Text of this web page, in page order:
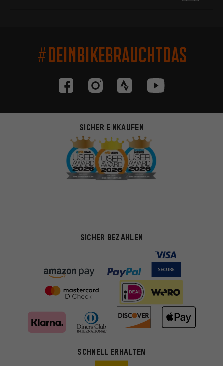
#DEINBIKEBRAUCHTDAS
SICHER EINKAUFEN
SICHER BEZAHLEN
SCHNELL ERHALTEN